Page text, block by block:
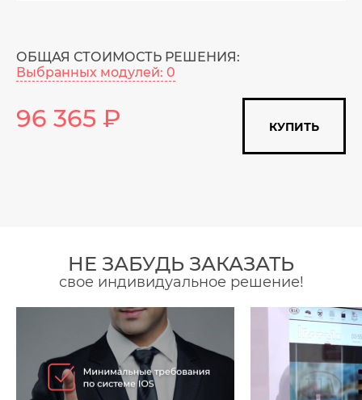
ОБЩАЯ СТОИМОСТЬ РЕШЕНИЯ:
Выбранных модулей: 0
96 365 ₽ КУПИТЬ
НЕ ЗАБУДЬ ЗАКАЗАТЬ
свое индивидуальное решение!